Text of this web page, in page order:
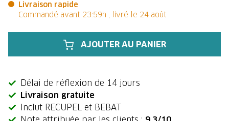
Livraison rapide
Commandé avant 23:59h , livré le 24 août
AJOUTER AU PANIER
Délai de réflexion de 14 jours
Livraison gratuite
Inclut RECUPEL et BEBAT